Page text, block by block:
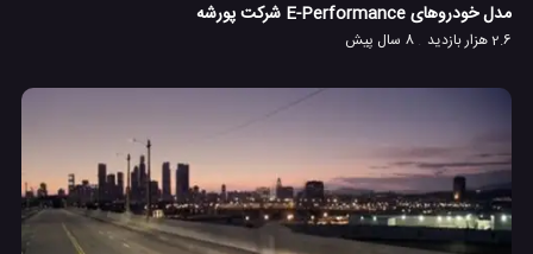
مدل خودروهای E-Performance شرکت پورشه
2.6 هزار بازدید 8 سال پیش